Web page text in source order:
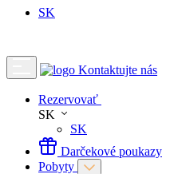
SK
Kontaktujte nás
Rezervovať
SK
SK
Darčekové poukazy
Pobyty